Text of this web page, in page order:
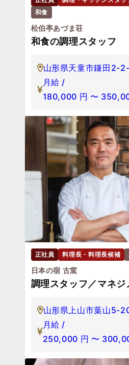
和食
松伯亭あづま荘
和食の調理スタッフ
山形県天童市鎌田2-
月給 /
180,000 円 〜
正社員 料理長・料理長候補
日本の宿 古窯
調理スタッフ／マネジ
山形県上山市葉山5-
月給 /
250,000 円 〜